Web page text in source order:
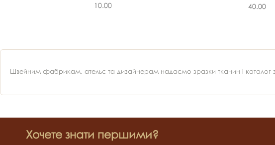
10.00 40.00
Швейним фабрикам, ательє та дизайнерам надаємо зразки тканин і каталог
Хочете знати першими?